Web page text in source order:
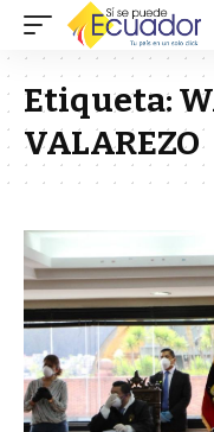
Etiqueta:
VALAREZO